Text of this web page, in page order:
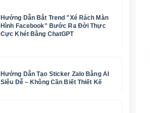
Hướng Dẫn Bắt Trend "Xé Rách Màn
Hình Facebook" Bước Ra Đời Thực
Cực Khét Bằng ChatGPT
Hướng Dẫn Tạo Sticker Zalo Bằng AI
Siêu Dễ – Không Cần Biết Thiết Kế